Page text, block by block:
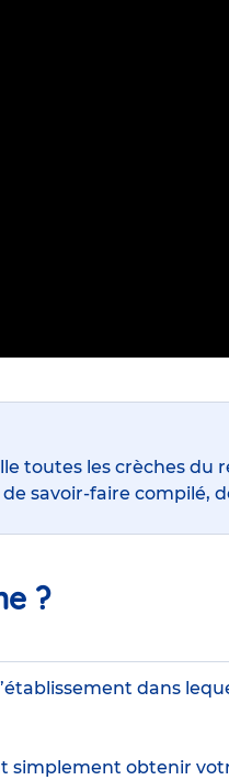
toutes les crèches du
savoir-faire compilé,
?
dans
simplement obtenir